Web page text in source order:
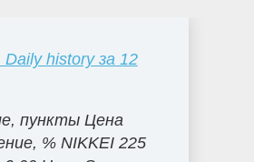
history за 12
пункты Цена
% NIKKEI 225